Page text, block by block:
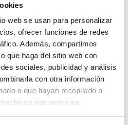
web se usan para personalizar
ofrecer funciones de redes
Además, compartimos
que haga del sitio web con
sociales, publicidad y análisis
con otra información
o que hayan recopilado a
de sus servicios.
signos de incontinencia o
y ropa de cama.
de infecciones
médico puede recomendar
o pautas de control más
son recurrentes
infecciones urinarias
al año), se deben investigar